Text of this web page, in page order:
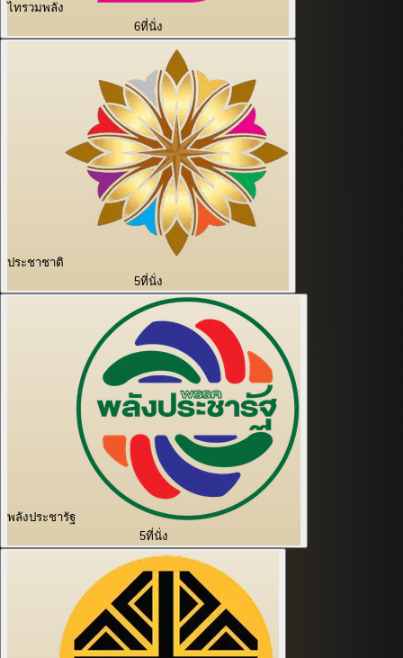
ไทรวมพลัง
6ที่นั่ง
ประชาชาติ
5ที่นั่ง
พลังประชารัฐ
5ที่นั่ง